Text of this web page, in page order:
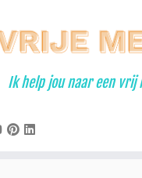
Ik help jou naar een vrij